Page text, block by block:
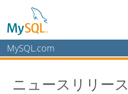
MySQL.com
サービス
ニュースリリース